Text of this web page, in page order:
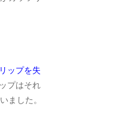
ップを失
プはそれ
ました。